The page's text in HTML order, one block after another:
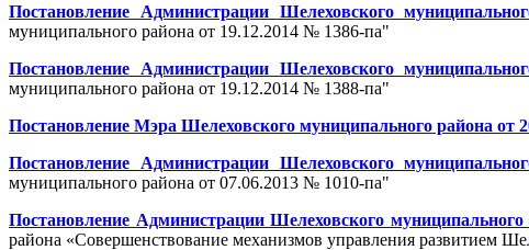
Постановление Администрации Шелеховского
муниципального района от 19.12.2014 № 1386-па"
Постановление Администрации Шелеховского
муниципального района от 19.12.2014 № 1388-па"
Постановление Мэра Шелеховского муниципального района от
Постановление Администрации Шелеховского
муниципального района от 07.06.2013 № 1010-па"
Постановление Администрации Шелеховского
района «Совершенствование механизмов управления развитием